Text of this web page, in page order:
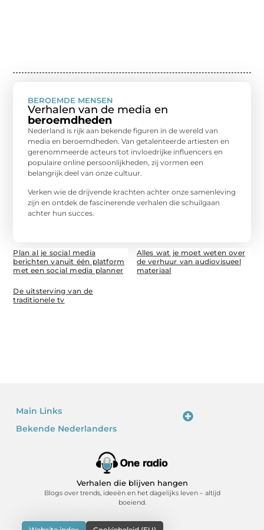
BEROEMDE MENSEN
Verhalen van de media en
beroemdheden
Nederland is rijk aan bekende figuren in de wereld van
media en beroemdheden. Van getalenteerde artiesten en
gerenommeerde acteurs tot invloedrijke influencers en
populaire online persoonlijkheden, zij vormen een
belangrijk deel van onze cultuur.
Verken wie de drijvende krachten achter onze samenleving
zijn en ontdek de fascinerende verhalen die schuilgaan
achter hun succes.
Plan al je social media
berichten vanuit één platform
met een social media planner
Alles wat je moet weten over
de verhuur van audiovisueel
materiaal
De uitsterving van de
traditionele tv
Main Links
Bekende Nederlanders
Verhalen die blijven hangen
Blogs over trends, ideeën en het dagelijks leven – altijd
boeiend.